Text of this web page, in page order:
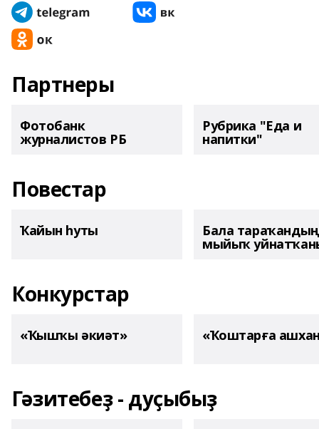
Партнеры
Фотобанк
журналистов РБ
Рубрика "Еда и
напитки"
Повестар
Ҡайын һуты Бала тараҡандың
мыйыҡ
Конкурстар
«Ҡышҡы әкиәт» «Ҡоштарға
Гәзитебеҙ - дуҫыбыҙ